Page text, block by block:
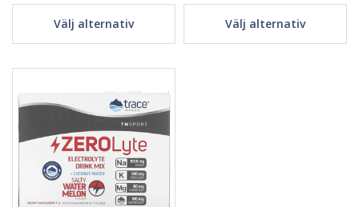
Välj alternativ Välj alternativ